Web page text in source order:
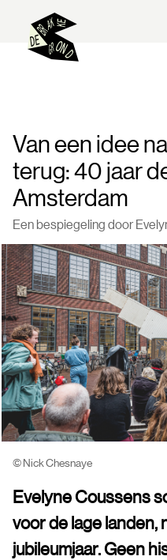
Van een idee
terug: 40 jaar
Amsterdam
Een bespiegeling door
© Nick Chesnaye
Evelyne Coussens
voor de lage landen,
jubileumjaar. Geen